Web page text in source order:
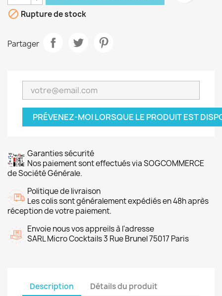
 Rupture de stock
Partager
PRÉVENEZ-MOI LORSQUE LE PRODUIT EST
Garanties sécurité
Nos paiement sont effectués via SOGCOMMERCE
de Société Générale.
Politique de livraison
Les colis sont généralement expédiés en 48h après
réception de votre paiement.
Envoie nous vos appreils à l'adresse
SARL Micro Cocktails 3 Rue Brunel 75017 Paris
Description Détails du produit